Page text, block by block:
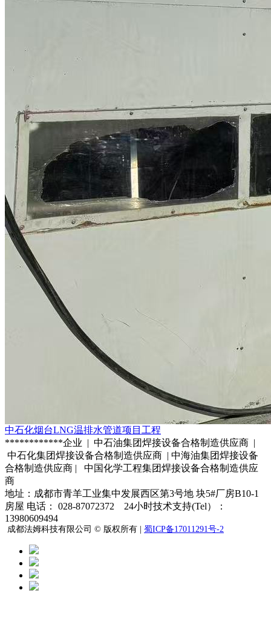
中石化烟台LNG温排水管道项目工程
************企业 | 中石油集团焊接设备合格制造供应商 |
中石化集团焊接设备合格制造供应商 | 中海油集团焊接设备
合格制造供应商 | 中国化学工程集团焊接设备合格制造供应
商
地址：成都市青羊工业集中发展西区第3号地 块5#厂房B10-1
房屋 电话： 028-87072372 24小时技术支持(Tel）：
13980609494
成都法姆科技有限公司 © 版权所有 | 蜀ICP备17011291号-2